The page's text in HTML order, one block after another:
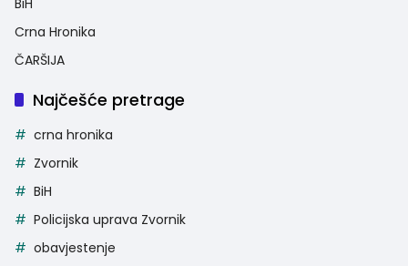
Crna Hronika
ČARŠIJA
Najčešće pretrage
crna hronika
Zvornik
BiH
Policijska uprava Zvornik
obavjestenje